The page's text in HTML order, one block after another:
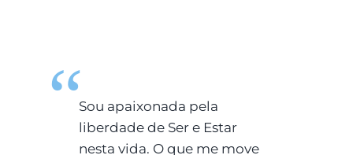
Sou apaixonada pela
liberdade de Ser e Estar
nesta vida. O que me move